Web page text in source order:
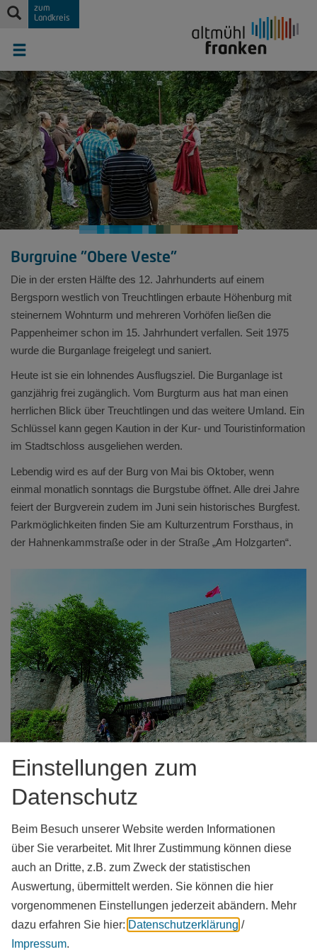
zum
Landkreis
Burgruine "Obere Veste"
Die in der ersten Hälfte des 12. Jahrhunderts auf einem
Bergsporn westlich von Treuchtlingen erbaute Höhenburg mit
steinernem Wohnturm und mehreren Vorhöfen ließen die
Pappenheimer schon im 15. Jahrhundert verfallen. Seit 1975
wurde die Burganlage freigelegt und saniert.
Heute ist sie ein lohnendes Ausflugsziel. Die Burganlage ist
ganzjährig frei zugänglich. Vom Burgturm aus hat man einen
herrlichen Blick über Treuchtlingen und das weitere Umland. Ein
Schlüssel kann gegen Kaution in der Kur- und Touristinformation
im Stadtschloss ausgeliehen werden.
Lebendig wird es auf der Burg von Mai bis Oktober, wenn
einmal monatlich sonntags die Burgstube öffnet. Alle drei Jahre
feiert der Burgverein zudem im Juni sein historisches Burgfest.
Parkmöglichkeiten finden Sie am Kulturzentrum Forsthaus, in
der Hahnenkammstraße oder in der Straße „Am Holzgarten“.
Jederzeit geöffnet und frei zugänglich
Objekt-Adresse
Einstellungen zum
Datenschutz
Beim Besuch unserer Website werden Informationen
über Sie verarbeitet. Mit Ihrer Zustimmung können diese
auch an Dritte, z.B. zum Zweck der statistischen
Auswertung, übermittelt werden. Sie können die hier
vorgenommenen Einstellungen jederzeit abändern. Mehr
dazu erfahren Sie hier: Datenschutzerklärung /
Impressum.